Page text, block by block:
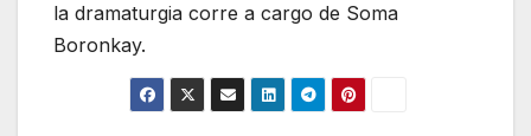
la dramaturgia corre a cargo de Soma
Boronkay.